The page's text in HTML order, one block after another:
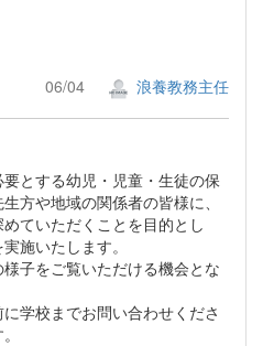
06/04
浪養教務主任
とする幼児・児童・生徒の保
方や地域の関係者の皆様に、
ていただくことを目的とし
施いたします。
子をご覧いただける機会とな
学校までお問い合わせくださ